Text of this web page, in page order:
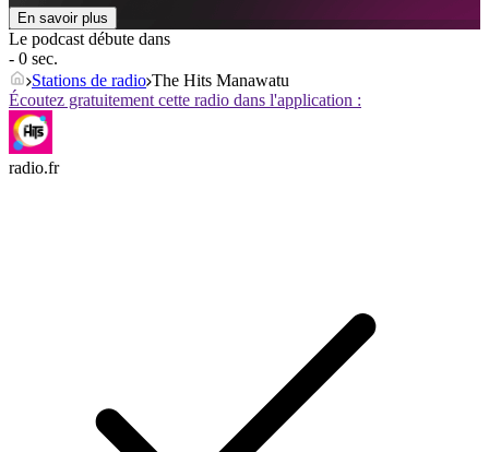
En savoir plus
Le podcast débute dans
- 0 sec.
Stations de radio The Hits Manawatu
Écoutez gratuitement cette radio dans l'application :
radio.fr